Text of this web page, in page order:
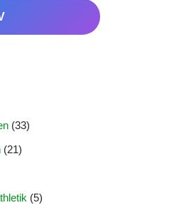
(33)
(21)
(5)